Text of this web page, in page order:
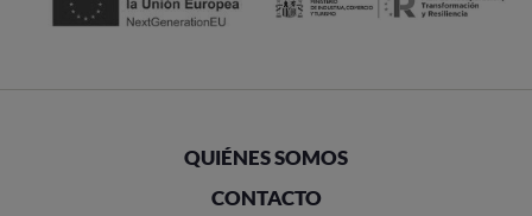
QUIÉNES SOMOS
CONTACTO